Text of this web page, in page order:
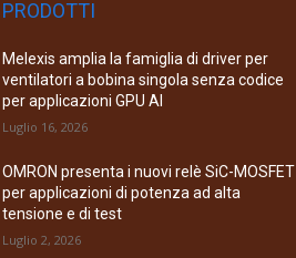
PRODOTTI
Melexis amplia la famiglia di driver per
ventilatori a bobina singola senza codice
per applicazioni GPU AI
Luglio 16, 2026
OMRON presenta i nuovi relè SiC-MOSFET
per applicazioni di potenza ad alta
tensione e di test
Luglio 2, 2026